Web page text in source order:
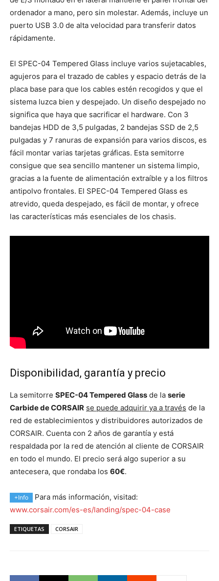
ordenador a mano, pero sin molestar. Además, incluye un
puerto USB 3.0 de alta velocidad para transferir datos
rápidamente.
El SPEC-04 Tempered Glass incluye varios sujetacables,
agujeros para el trazado de cables y espacio detrás de la
placa base para que los cables estén recogidos y que el
sistema luzca bien y despejado. Un diseño despejado no
significa que haya que sacrificar el hardware. Con 3
bandejas HDD de 3,5 pulgadas, 2 bandejas SSD de 2,5
pulgadas y 7 ranuras de expansión para varios discos, es
fácil montar varias tarjetas gráficas. Esta semitorre
consigue que sea sencillo mantener un sistema limpio,
gracias a la fuente de alimentación extraíble y a los filtros
antipolvo frontales. El SPEC-04 Tempered Glass es
atrevido, queda despejado, es fácil de montar, y ofrece
las características más esenciales de los chasis.
Disponibilidad, garantía y precio
La semitorre SPEC-04 Tempered Glass de la serie
Carbide de CORSAIR se puede adquirir ya a través de la
red de establecimientos y distribuidores autorizados de
CORSAIR. Cuenta con 2 años de garantía y está
respaldada por la red de atención al cliente de CORSAIR
en todo el mundo. El precio será algo superior a su
antecesera, que rondaba los 60€.
+Info
Para más información, visitad:
www.corsair.com/es-es/landing/spec-04-case
ETIQUETAS CORSAIR